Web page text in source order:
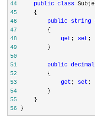
44
public class
45
46
public string
47
48
get ; set
49
50
51
public decimal
52
53
get ; set
54
55
56 }